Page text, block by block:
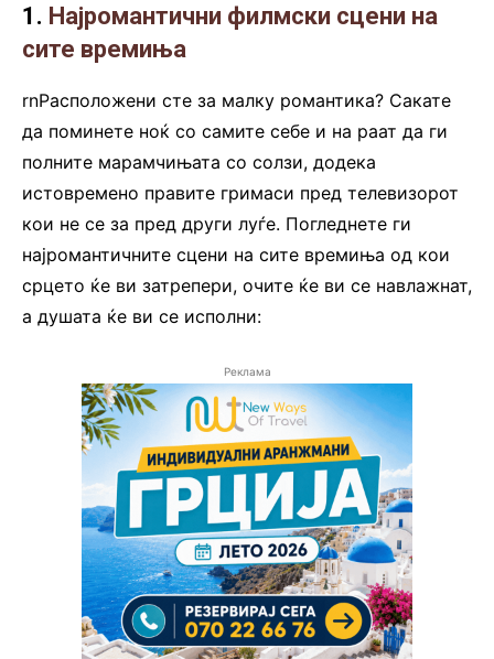
1. Најромантични филмски сцени на
сите времиња
rnРасположени сте за малку романтика? Сакате
да поминете ноќ со самите себе и на раат да ги
полните марамчињата со солзи, додека
истовремено правите гримаси пред телевизорот
кои не се за пред други луѓе. Погледнете ги
најромантичните сцени на сите времиња од кои
срцето ќе ви затрепери, очите ќе ви се навлажнат,
а душата ќе ви се исполни:
Реклама